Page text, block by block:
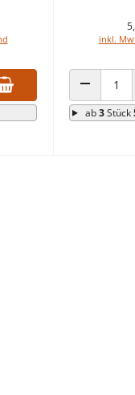
inkl.
ANZAHL
ab3Stück